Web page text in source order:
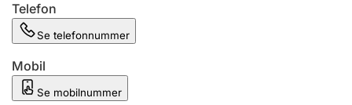
Telefon
Se telefonnummer
Mobil
Se mobilnummer